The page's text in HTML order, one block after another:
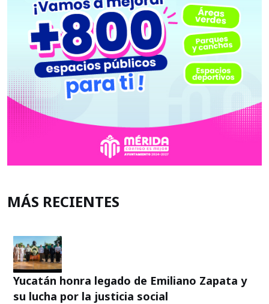
MÁS RECIENTES
Yucatán honra legado de Emiliano Zapata y
su lucha por la justicia social